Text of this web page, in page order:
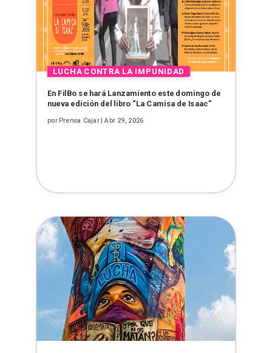
En FilBo se hará Lanzamiento este domingo de
nueva edición del libro “La Camisa de Isaac”
porPrensa Cajar| Abr 29, 2026